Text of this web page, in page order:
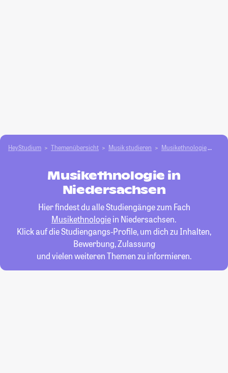
HeyStudium Themenübersicht Musik studieren Musikethnologie
Musikethnologie in
Niedersachsen
Hier findest du alle Studiengänge zum Fach
Musikethnologiein Niedersachsen.
Klick auf die Studiengangs-Profile, um dich zu Inhalten,
Bewerbung, Zulassung
und vielen weiteren Themen zu informieren.